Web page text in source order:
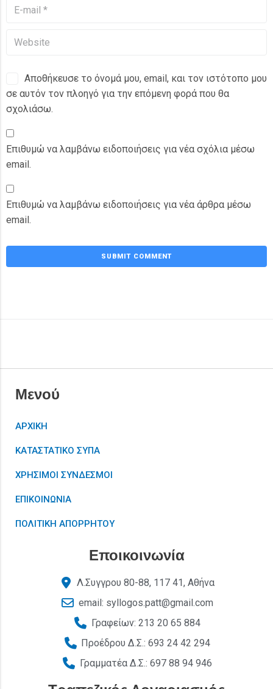
Αποθήκευσε το όνομά μου, email, και τον ιστότοπο μου
σε αυτόν τον πλοηγό για την επόμενη φορά που θα
σχολιάσω.
Επιθυμώ να λαμβάνω ειδοποιήσεις για νέα σχόλια μέσω
email.
Επιθυμώ να λαμβάνω ειδοποιήσεις για νέα άρθρα μέσω
email.
Μενού
ΑΡΧΙΚΗ
ΚΑΤΑΣΤΑΤΙΚΟ ΣΥΠΑ
ΧΡΗΣΙΜΟΙ ΣΥΝΔΕΣΜΟΙ
ΕΠΙΚΟΙΝΩΝΙΑ
ΠΟΛΙΤΙΚΗ ΑΠΟΡΡΗΤΟΥ
Εποικοινωνία
Λ.Συγγρου 80-88, 117 41, Αθήνα
email: syllogos.patt@gmail.com
Γραφείων: 213 20 65 884
Προέδρου Δ.Σ.: 693 24 42 294
Γραμματέα Δ.Σ.: 697 88 94 946